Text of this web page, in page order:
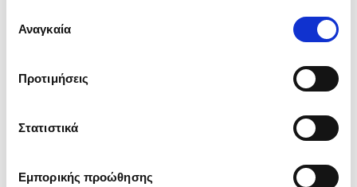
ενδιαφέρουν και να επιλέξετε από τα παρακάτω με την
΄΄και να ενημερωθείτε σχετικά με
συγκατάθεσης
Αναγκαία
Προτιμήσεις
Στατιστικά
Εμπορικής προώθησης